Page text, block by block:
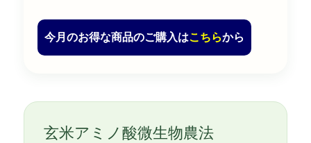
今月のお得な商品のご購入はこちらから
玄米アミノ酸微生物農法